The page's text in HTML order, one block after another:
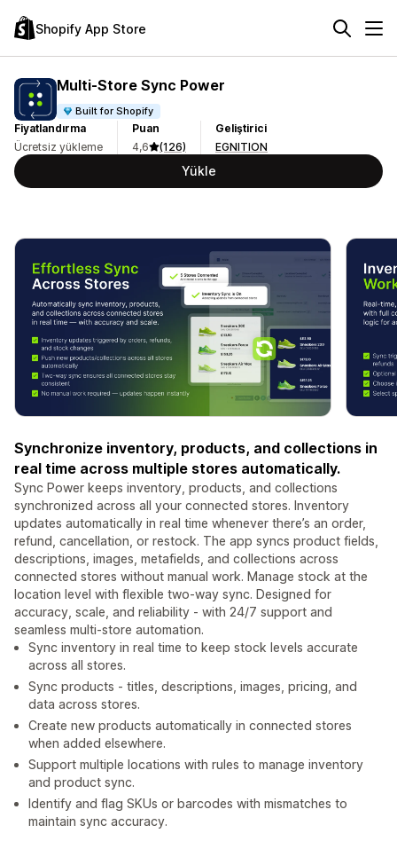
Shopify App Store
Multi‑Store Sync Power
Built for Shopify
Fiyatlandırma
Ücretsiz yükleme
Puan
4,6
(126)
Geliştirici
EGNITION
Yükle
Synchronize inventory, products, and collections in
real time across multiple stores automatically.
Sync Power keeps inventory, products, and collections
synchronized across all your connected stores. Inventory
updates automatically in real time whenever there’s an order,
refund, cancellation, or restock. The app syncs product fields,
descriptions, images, metafields, and collections across
connected stores without manual work. Manage stock at the
location level with flexible two-way sync. Designed for
accuracy, scale, and reliability - with 24/7 support and
seamless multi-store automation.
Sync inventory in real time to keep stock levels accurate
across all stores.
Sync products - titles, descriptions, images, pricing, and
data across stores.
Create new products automatically in connected stores
when added elsewhere.
Support multiple locations with rules to manage inventory
and product sync.
Identify and flag SKUs or barcodes with mismatches to
maintain sync accuracy.